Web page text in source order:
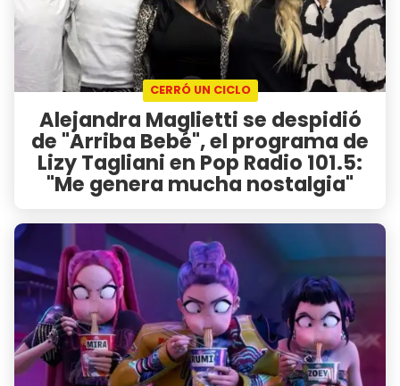
CERRÓ UN CICLO
Alejandra Maglietti se despidió
de "Arriba Bebé", el programa de
Lizy Tagliani en Pop Radio 101.5:
"Me genera mucha nostalgia"